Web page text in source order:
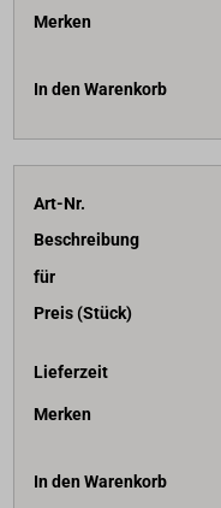
Merken
In den Warenkorb
Art-Nr.
Beschreibung
für
Preis (Stück)
Lieferzeit
Merken
In den Warenkorb